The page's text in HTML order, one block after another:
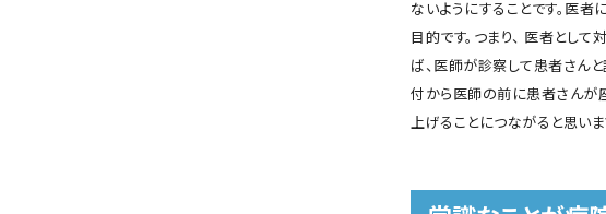
ないようにすることです。医
目的です。つまり、 医者とし
ば、医師が診察して患者さん
付から医師の前に患者さんが
上げることにつながると思いま